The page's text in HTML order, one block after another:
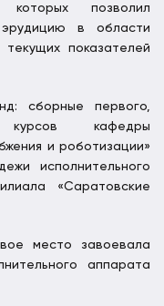
позволил
в области
показателей
сборные первого,
кафедры
и роботизации»
исполнительного
«Саратовские
место завоевала
аппарата